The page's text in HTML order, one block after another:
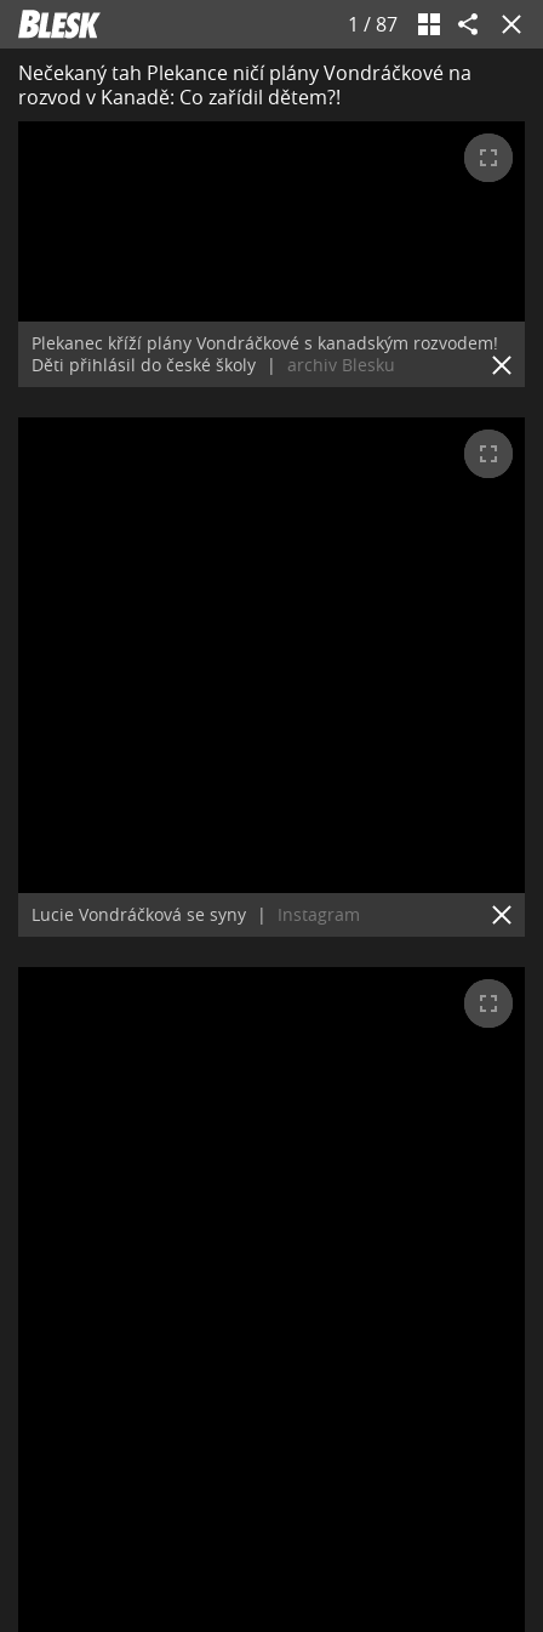
1 / 87
Nečekaný tah Plekance ničí plány Vondráčkové na
rozvod v Kanadě: Co zařídil dětem?!
Plekanec kříží plány Vondráčkové s kanadským rozvodem!
Děti přihlásil do české školy
| archiv Blesku
Lucie Vondráčková se syny | Instagram